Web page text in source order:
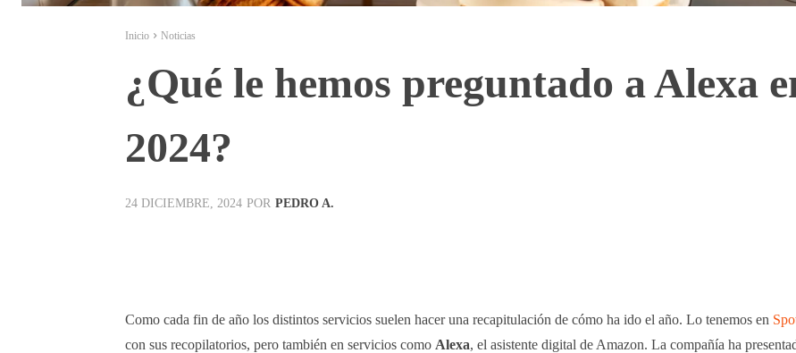
Inicio Noticias
¿Qué le hemos preguntado a Alexa
2024?
24 DICIEMBRE, 2024 POR PEDRO A.
Como cada fin de año los distintos servicios suelen hacer una recapitulación de cómo ha ido el año. Lo tenemos en
con sus recopilatorios, pero también en servicios como Alexa, el asistente digital de Amazon. La compañía ha